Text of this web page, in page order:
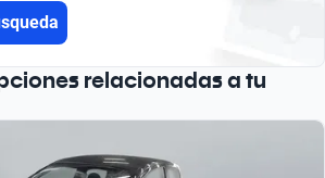
relacionadas a tu